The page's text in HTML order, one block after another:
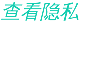
查看隐私